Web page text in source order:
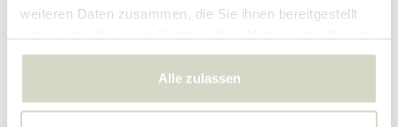
weiteren Daten zusammen, die Sie ihnen bereitgestellt
gesammelt haben.
Alle zulassen